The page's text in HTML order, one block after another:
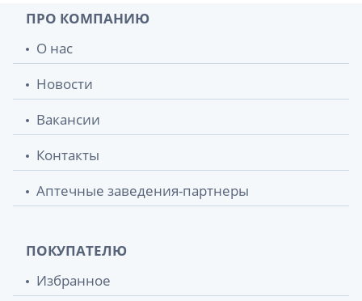
ПРО КОМПАНИЮ
О нас
Новости
Вакансии
Контакты
Аптечные заведения-партнеры
ПОКУПАТЕЛЮ
Избранное